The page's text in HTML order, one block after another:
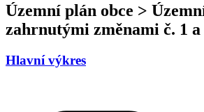
Územní plán obce >
zahrnutými změnami č. 1 a
Hlavní výkres